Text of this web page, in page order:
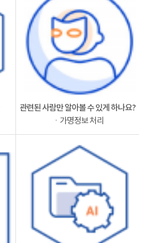
관련된 사람만 알아볼 수 있게 하나요?
ㆍ가명정보 처리